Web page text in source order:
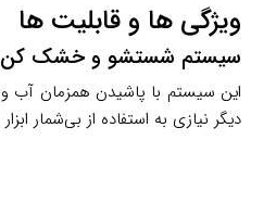
ویژگی ها و قابلیت ها
سیستم شستشو و خشک کن
این سیستم با پاشیدن همزمان آب
دیگر نیازی به استفاده از بی‌شمار